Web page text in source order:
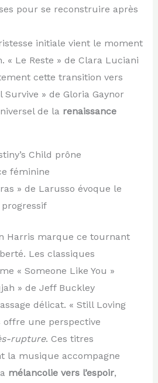
pour se reconstruire après
initiale vient le moment
« Le Reste » de Clara Luciani
cette transition vers
Survive » de Gloria Gaynor
de la renaissance
Child prône
féminine
» de Larusso évoque le
Harris marque ce tournant
Les classiques
« Someone Like You »
» de Jeff Buckley
délicat. « Still Loving
offre une perspective
rupture. Ces titres
la musique accompagne
mélancolie vers l’espoir,